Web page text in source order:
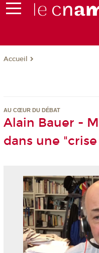
Accueil
AU CŒUR DU DÉBAT
Alain Bauer -
dans une